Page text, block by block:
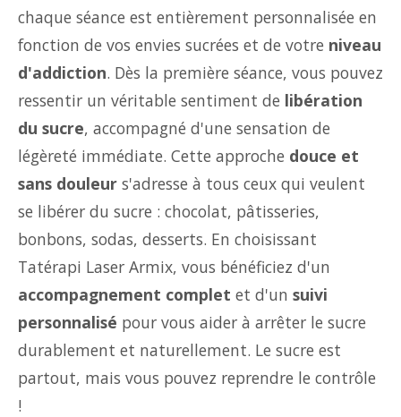
chaque séance est entièrement personnalisée en
fonction de vos envies sucrées et de votre niveau
d'addiction. Dès la première séance, vous pouvez
ressentir un véritable sentiment de libération
du sucre, accompagné d'une sensation de
légèreté immédiate. Cette approche douce et
sans douleur s'adresse à tous ceux qui veulent
se libérer du sucre : chocolat, pâtisseries,
bonbons, sodas, desserts. En choisissant
Tatérapi Laser Armix, vous bénéficiez d'un
accompagnement complet et d'un suivi
personnalisé pour vous aider à arrêter le sucre
durablement et naturellement. Le sucre est
partout, mais vous pouvez reprendre le contrôle
!